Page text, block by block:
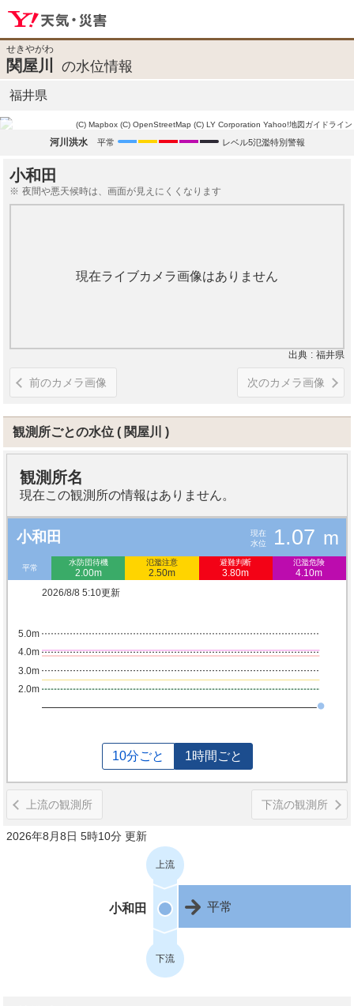
せきやがわ
関屋川 の水位情報
福井県
(C) Mapbox (C) OpenStreetMap (C) LY Corporation Yahoo!地図ガイドライン
河川洪水 平常 レベル5氾濫特別警報
小和田
夜間や悪天候時は、画面が見えにくくなります
現在ライブカメラ画像はありません
出典 福井県
前のカメラ画像 次のカメラ画像
観測所ごとの水位 関屋川
観測所名
現在この観測所の情報はありません。
小和田
現在
水位
1.07 m
平常
水防団待機
2.00m
氾濫注意
2.50m
避難判断
3.80m
氾濫危険
4.10m
2026/8/8 5:10更新
2.0m
3.0m
4.0m
5.0m
10分ごと 1時間ごと
上流の観測所 下流の観測所
2026年8月8日 5時10分 更新
上流
小和田 平常
下流